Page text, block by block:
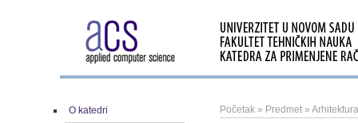
O katedri Početak » Predmet »